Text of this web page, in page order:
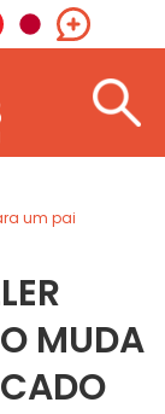
um pai
MUDA